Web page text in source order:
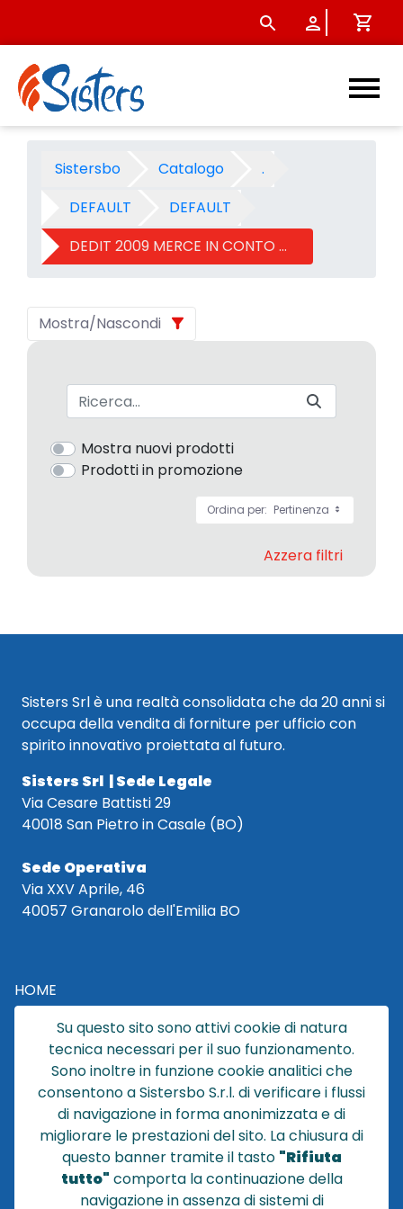
DEDIT 2009 MERCE IN
Sistersbo Catalogo
.
DEFAULT
DEFAULT
DEDIT 2009 MERCE IN CONTO DEPOSITO
Mostra/Nascondi
Barra di ricerca
Mostra nuovi prodotti
Prodotti in promozione
Ordina per: Pertinenza
Azzera filtri
Sisters Srl è una realtà consolidata che da 20 anni si
occupa della vendita di forniture per ufficio con
spirito innovativo proiettata al futuro.
Sisters Srl | Sede Legale
Via Cesare Battisti 29
40018 San Pietro in Casale (BO)
Sede Operativa
Via XXV Aprile, 46
40057 Granarolo dell'Emilia BO
HOME
CATALOGO
CHI SIAMO
NEWS
CONTATTACI
CONDIZIONI DI VENDITA
POLICY PRIVACY
NOTE LEGALI
Su questo sito sono attivi cookie di natura
tecnica necessari per il suo funzionamento.
Sono inoltre in funzione cookie analitici che
consentono a Sistersbo S.r.l. di verificare i flussi
di navigazione in forma anonimizzata e di
migliorare le prestazioni del sito. La chiusura di
questo banner tramite il tasto "Rifiuta
tutto" comporta la continuazione della
navigazione in assenza di sistemi di